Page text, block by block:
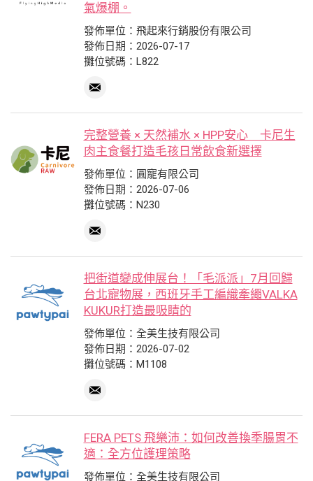
氣爆棚。
發佈單位：飛起來行銷股份有限公司
發佈日期：2026-07-17
攤位號碼：L822
完整營養 × 天然補水 × HPP安心 卡尼生
肉主食餐打造毛孩日常飲食新選擇
發佈單位：圓寵有限公司
發佈日期：2026-07-06
攤位號碼：N230
把街道變成伸展台！「毛派派」7月回歸
台北寵物展，西班牙手工編織牽繩VALKA
KUKUR打造最吸睛的
發佈單位：全美生技有限公司
發佈日期：2026-07-02
攤位號碼：M1108
FERA PETS 飛樂沛：如何改善換季腸胃不
適：全方位護理策略
發佈單位：全美生技有限公司